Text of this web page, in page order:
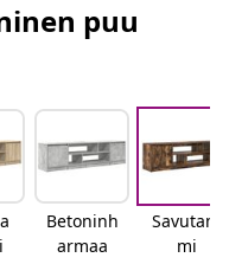
puu
Betoninh
armaa
Savutam
mi